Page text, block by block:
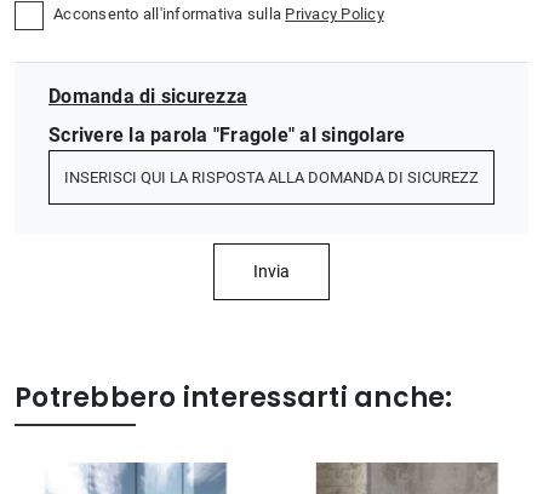
Acconsento all'informativa sulla Privacy Policy
Domanda di sicurezza
Scrivere la parola "Fragole" al singolare
Invia
Potrebbero interessarti anche: